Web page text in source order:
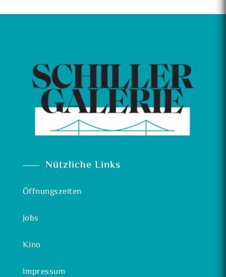
Nützliche Links
Öffnungszeiten
Jobs
Kino
Impressum